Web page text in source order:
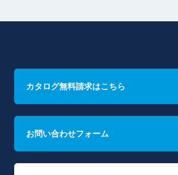
カタログ無料請求はこちら
お問い合わせフォーム